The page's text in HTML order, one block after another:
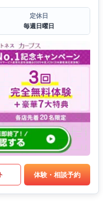
定休日
毎週日曜日
体験・相談予約